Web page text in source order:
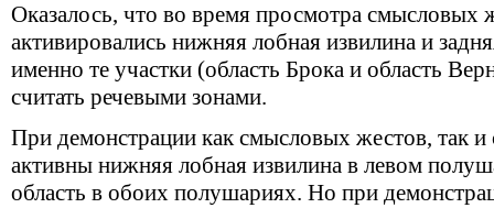
Оказалось, что во время просмотра смысловых
активировались нижняя лобная извилина и
именно те участки (область Брока и область
считать речевыми зонами.
При демонстрации как смысловых жестов, так
активны нижняя лобная извилина в левом
область в обоих полушариях. Но при